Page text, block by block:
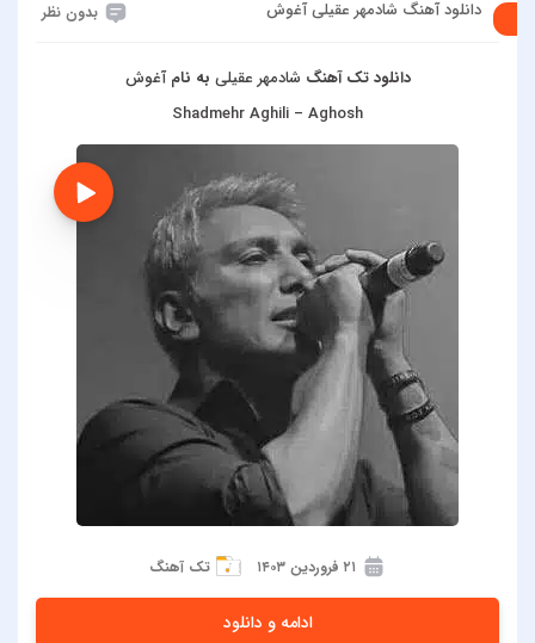
دانلود آهنگ شادمهر عقیلی آغوش بدون نظر
دانلود تک آهنگشادمهر عقیلیبه نامآغوش
Shadmehr Aghili – Aghosh
۲۱ فروردین ۱۴۰۳ تک آهنگ
ادامه و دانلود